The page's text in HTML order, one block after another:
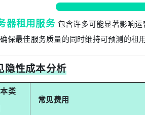
器租用服务 包含许多可能显著影响
保最佳服务质量的同时维持可预测的租用
隐性成本分析
类
常见费用